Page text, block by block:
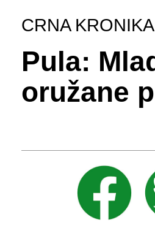
CRNA KRONIKA
Pula:
oružane